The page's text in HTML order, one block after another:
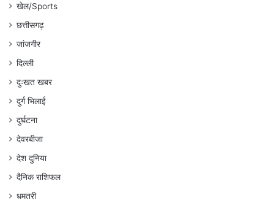
खेल/Sports
छत्तीसगढ़
जांजगीर
दिल्ली
दुःखत खबर
दुर्ग भिलाई
दुर्घटना
देवरबीजा
देश दुनिया
दैनिक राशिफल
धमतरी